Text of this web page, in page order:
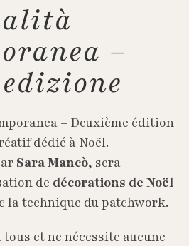
–
– Deuxième édition
dédié à Noël.
Sara Mancò, sera
de décorations de Noël
la technique du patchwork.
et ne nécessite aucune